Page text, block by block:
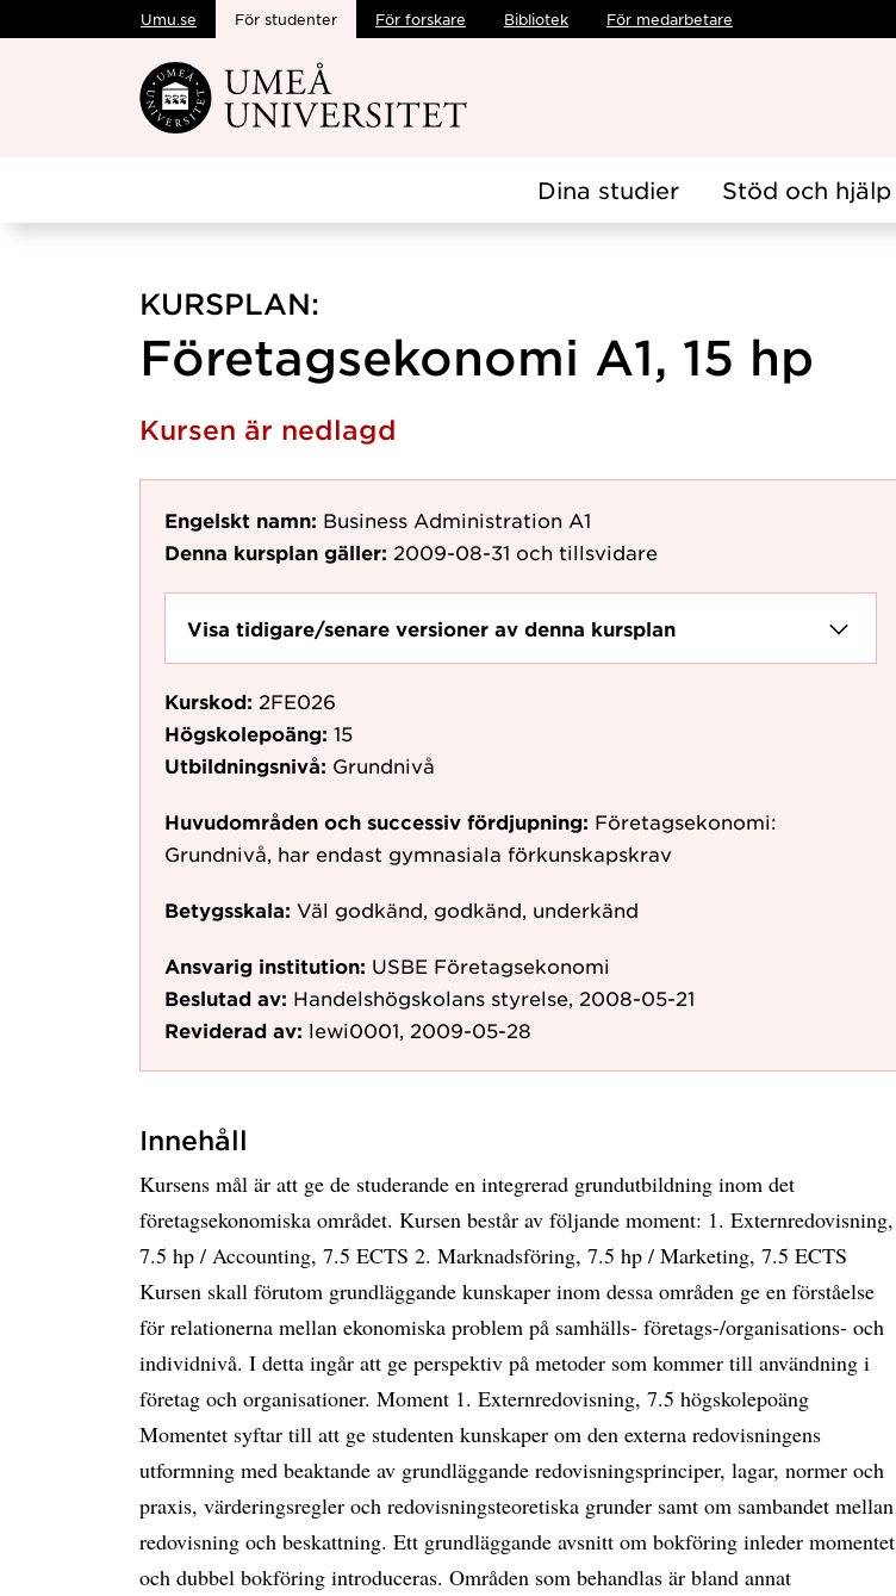
Hoppa direkt till innehållet
Umu.se För studenter För forskare Bibliotek För medarbetare
Dina studier Stöd och hjälp
KURSPLAN:
Företagsekonomi A1, 15 hp
Kursen är nedlagd
Engelskt namn: Business Administration A1
Denna kursplan gäller: 2009-08-31 och tillsvidare
Visa tidigare/senare versioner av denna kursplan
Kurskod: 2FE026
Högskolepoäng: 15
Utbildningsnivå: Grundnivå
Huvudområden och successiv fördjupning: Företagsekonomi:
Grundnivå, har endast gymnasiala förkunskapskrav
Betygsskala: Väl godkänd, godkänd, underkänd
Ansvarig institution: USBE Företagsekonomi
Beslutad av: Handelshögskolans styrelse, 2008-05-21
Reviderad av: lewi0001, 2009-05-28
Innehåll
Kursens mål är att ge de studerande en integrerad grundutbildning inom det
företagsekonomiska området. Kursen består av följande moment: 1. Externredovisning,
7.5 hp / Accounting, 7.5 ECTS 2. Marknadsföring, 7.5 hp / Marketing, 7.5 ECTS
Kursen skall förutom grundläggande kunskaper inom dessa områden ge en förståelse
för relationerna mellan ekonomiska problem på samhälls- företags-/organisations- och
individnivå. I detta ingår att ge perspektiv på metoder som kommer till användning i
företag och organisationer. Moment 1. Externredovisning, 7.5 högskolepoäng
Momentet syftar till att ge studenten kunskaper om den externa redovisningens
utformning med beaktande av grundläggande redovisningsprinciper, lagar, normer och
praxis, värderingsregler och redovisningsteoretiska grunder samt om sambandet mellan
redovisning och beskattning. Ett grundläggande avsnitt om bokföring inleder momentet
och dubbel bokföring introduceras. Områden som behandlas är bland annat